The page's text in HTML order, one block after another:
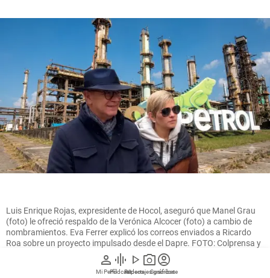
person
Mi Perfil
graphic_eq
Pódcast
play_arrow
Videos
photo_camera
Reportajes gráficos
account_circle
Suscríbete
Luis Enrique Rojas, expresidente de Hocol, aseguró que Manel Grau
(foto) le ofreció respaldo de la Verónica Alcocer (foto) a cambio de
nombramientos. Eva Ferrer explicó los correos enviados a Ricardo
Roa sobre un proyecto impulsado desde el Dapre. FOTO: Colprensa y